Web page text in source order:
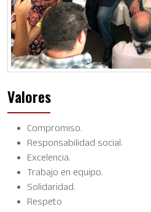
Valores
Compromiso.
Responsabilidad social.
Excelencia.
Trabajo en equipo.
Solidaridad.
Respeto